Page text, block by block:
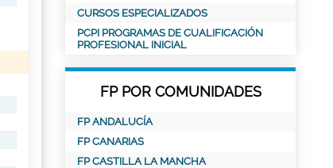
CURSOS ESPECIALIZADOS
PCPI PROGRAMAS DE CUALIFICACIÓN
PROFESIONAL INICIAL
FP POR COMUNIDADES
FP ANDALUCÍA
FP CANARIAS
FP CASTILLA LA MANCHA